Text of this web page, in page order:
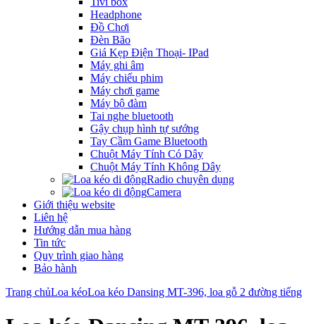
Headphone
Đồ Chơi
Đèn Bão
Giá Kẹp Điện Thoại- IPad
Máy ghi âm
Máy chiếu phim
Máy chơi game
Máy bộ đàm
Tai nghe bluetooth
Gậy chụp hình tự sướng
Tay Cầm Game Bluetooth
Chuột Máy Tính Có Dây
Chuột Máy Tính Không Dây
Radio chuyên dụng
Camera
Giới thiệu website
Liên hệ
Hướng dẫn mua hàng
Tin tức
Quy trình giao hàng
Bảo hành
Trang chủLoa kéoLoa kéo Dansing MT-396, loa gỗ 2 đường tiếng